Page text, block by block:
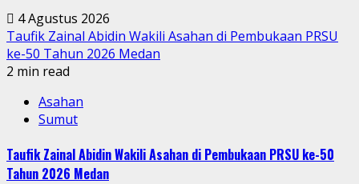
4 Agustus 2026
Taufik Zainal Abidin Wakili Asahan di Pembukaan PRSU
ke-50 Tahun 2026 Medan
2 min read
Asahan
Sumut
Taufik Zainal Abidin Wakili Asahan di Pembukaan PRSU ke-50
Tahun 2026 Medan